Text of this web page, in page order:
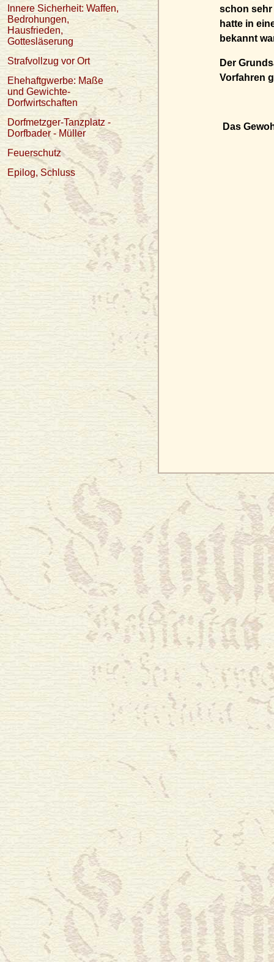
schon sehr
hatte in
bekannt
Der
Vorfahren
Das
Innere Sicherheit: Waffen,
Bedrohungen,
Hausfrieden,
Gottesläserung
Strafvollzug vor Ort
Ehehaftgwerbe: Maße
und Gewichte-
Dorfwirtschaften
Dorfmetzger-Tanzplatz -
Dorfbader - Müller
Feuerschutz
Epilog, Schluss